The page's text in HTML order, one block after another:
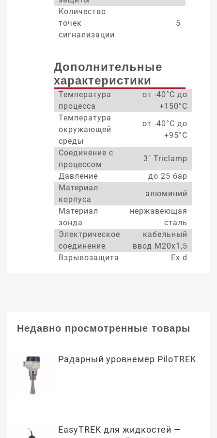
Количество
точек
сигнализации
5
Дополнительные
характеристики
Температура
процесса
от -40°С до
+150°С
Температура
окружающей
среды
от -40°С до
+95°С
Соединение с
процессом
3" Triclamp
Давление
до 25 бар
Материал
корпуса
алюминий
Материал
зонда
нержавеющая
сталь
Электрическое
соединение
кабельный
ввод М20х1,5
Взрывозащита
Ex d
Недавно просмотренные товары
Радарный уровнемер PiloTREK
EasyTREK для жидкостей —